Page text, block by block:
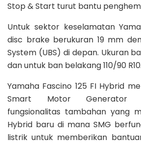
Stop & Start turut bantu
Untuk sektor keselamatan
disc brake berukuran 19 mm
System (UBS) di depan. Ukuran
dan untuk ban belakang 110/90 R10.
Yamaha Fascino 125 FI Hybrid
Smart Motor Generator
fungsionalitas tambahan yang
Hybrid baru di mana SMG
listrik untuk memberikan